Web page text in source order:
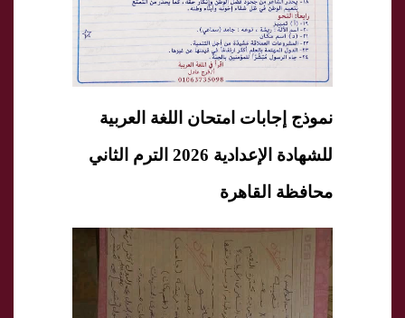
نموذج إجابات امتحان اللغة العربية
للشهادة الإعدادية 2026 الترم الثاني
محافظة القاهرة